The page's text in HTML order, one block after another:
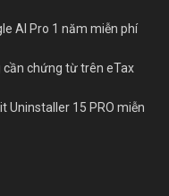
AI Pro 1 năm miễn phí
cần chứng từ trên eTax
Uninstaller 15 PRO miễn